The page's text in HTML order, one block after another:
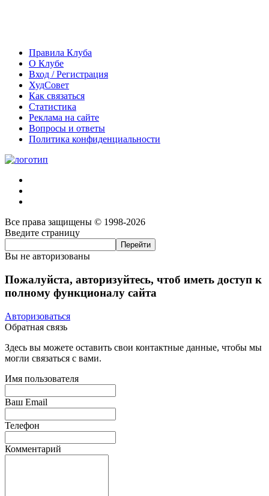
Правила Клуба
О Клубе
Вход / Регистрация
ХудСовет
Как связаться
Статистика
Реклама на сайте
Вопросы и ответы
Политика конфиденциальности
Все права защищены © 1998-2026
Введите страницу
Вы не авторизованы
Пожалуйста, авторизуйтесь, чтоб иметь доступ к
полному функционалу сайта
Авторизоваться
Обратная связь
Здесь вы можете оставить свои контактные данные, чтобы мы
могли связаться с вами.
Имя пользователя
Ваш Email
Телефон
Комментарий